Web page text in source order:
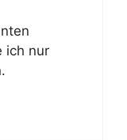
ich nur